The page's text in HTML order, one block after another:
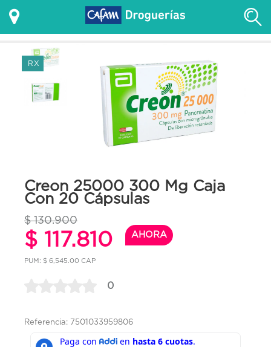
RX
Creon 25000 300 Mg Caja
Con 20 Cápsulas
$ 130.900
$ 117.810 AHORA
PUM: $ 6,545.00 CAP
0
Referencia: 7501033959806